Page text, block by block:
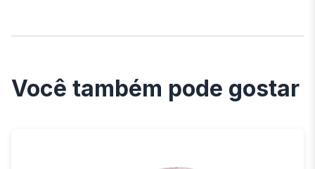
Você também pode gostar